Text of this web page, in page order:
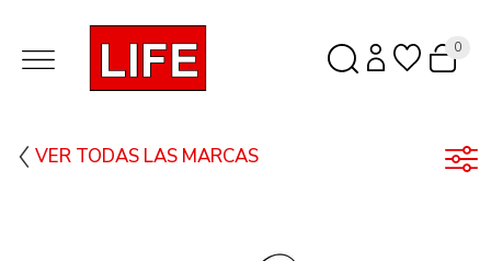
0
VER TODAS LAS MARCAS